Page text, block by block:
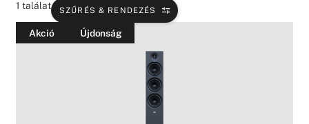
1 találat SZŰRÉS & RENDEZÉS
Akció Újdonság